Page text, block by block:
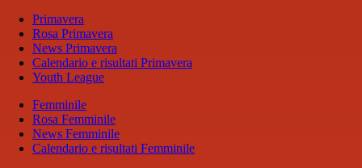
Primavera
Rosa Primavera
News Primavera
Calendario e risultati Primavera
Youth League
Femminile
Rosa Femminile
News Femminile
Calendario e risultati Femminile